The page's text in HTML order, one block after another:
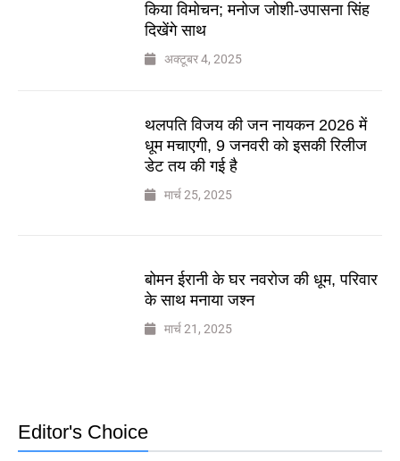
किया विमोचन; मनोज जोशी-उपासना सिंह
दिखेंगे साथ
अक्टूबर 4, 2025
थलपति विजय की जन नायकन 2026 में
धूम मचाएगी, 9 जनवरी को इसकी रिलीज
डेट तय की गई है
मार्च 25, 2025
बोमन ईरानी के घर नवरोज की धूम, परिवार
के साथ मनाया जश्न
मार्च 21, 2025
Editor's Choice